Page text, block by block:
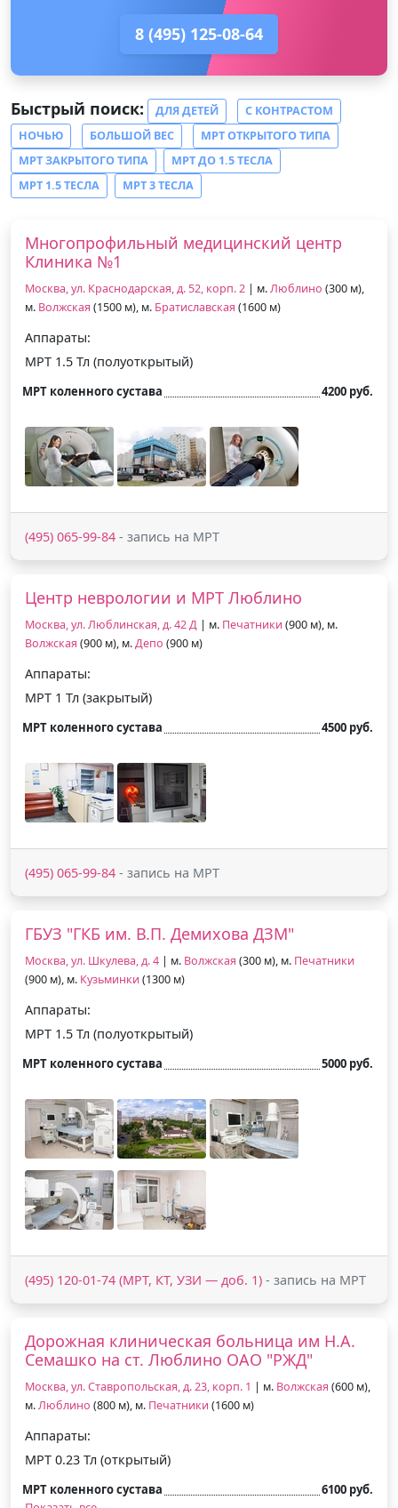
8 (495) 125-08-64
Быстрый поиск: ДЛЯ ДЕТЕЙ
С КОНТРАСТОМ
НОЧЬЮ
БОЛЬШОЙ ВЕС
МРТ ОТКРЫТОГО ТИПА
МРТ ЗАКРЫТОГО ТИПА
МРТ ДО 1.5 ТЕСЛА
МРТ 1.5 ТЕСЛА
МРТ 3 ТЕСЛА
Многопрофильный медицинский центр
Клиника №1
Москва, ул. Краснодарская, д. 52, корп. 2 | м.Люблино (300 м),
м. Волжская (1500 м), м. Братиславская (1600 м)
Аппараты:
МРТ 1.5 Тл (полуоткрытый)
МРТ коленного сустава 4200 руб.
(495) 065-99-84 - запись на МРТ
Центр неврологии и МРТ Люблино
Москва, ул. Люблинская, д. 42 Д | м. Печатники (900 м), м.
Волжская (900 м), м.Депо (900 м)
Аппараты:
МРТ 1 Тл (закрытый)
МРТ коленного сустава 4500 руб.
(495) 065-99-84 - запись на МРТ
ГБУЗ "ГКБ им. В.П. Демихова ДЗМ"
Москва, ул. Шкулева, д. 4 | м. Волжская (300 м), м. Печатники
(900 м), м. Кузьминки (1300 м)
Аппараты:
МРТ 1.5 Тл (полуоткрытый)
МРТ коленного сустава 5000 руб.
(495) 120-01-74 (МРТ, КТ, УЗИ — доб. 1) - запись на МРТ
Дорожная клиническая больница им Н.А.
Семашко на ст. Люблино ОАО "РЖД"
Москва, ул. Ставропольская, д. 23, корп. 1 | м. Волжская (600 м),
м.Люблино (800 м), м. Печатники (1600 м)
Аппараты:
МРТ 0.23 Тл (открытый)
МРТ коленного сустава
6100 руб.